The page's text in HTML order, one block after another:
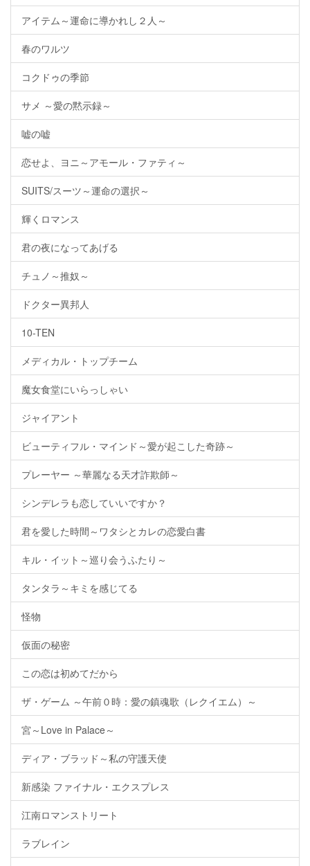
アイテム～運命に導かれし２人～
春のワルツ
コクドゥの季節
サメ ～愛の黙示録～
嘘の嘘
恋せよ、ヨニ～アモール・ファティ～
SUITS/スーツ～運命の選択～
輝くロマンス
君の夜になってあげる
チュノ～推奴～
ドクター異邦人
10-TEN
メディカル・トップチーム
魔女食堂にいらっしゃい
ジャイアント
ビューティフル・マインド～愛が起こした奇跡～
プレーヤー ～華麗なる天才詐欺師～
シンデレラも恋していいですか？
君を愛した時間～ワタシとカレの恋愛白書
キル・イット～巡り会うふたり～
タンタラ～キミを感じてる
怪物
仮面の秘密
この恋は初めてだから
ザ・ゲーム ～午前０時：愛の鎮魂歌（レクイエム）～
宮～Love in Palace～
ディア・ブラッド～私の守護天使
新感染 ファイナル・エクスプレス
江南ロマンストリート
ラブレイン